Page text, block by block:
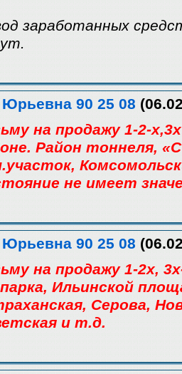
заработанных
90 25 08
на продажу 1-2-
Район тоннеля,
не имеет
90 25 08
на продажу 1-2х,
Ильинской
Серова,
и т.д.